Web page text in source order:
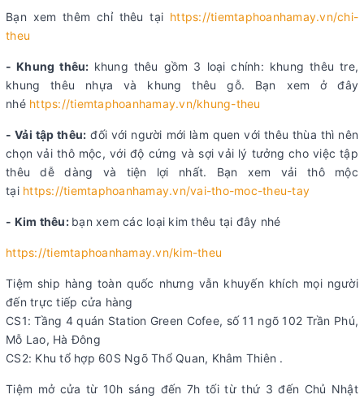
Bạn xem thêm chỉ thêu tại https://tiemtaphoanhamay.vn/chi-
theu
- Khung thêu: khung thêu gồm 3 loại chính: khung thêu tre,
khung thêu nhựa và khung thêu gỗ. Bạn xem ở đây
nhé https://tiemtaphoanhamay.vn/khung-theu
- Vải tập thêu: đối với người mới làm quen với thêu thùa thì nên
chọn vải thô mộc, với độ cứng và sợi vải lý tưởng cho việc tập
thêu dễ dàng và tiện lợi nhất. Bạn xem vải thô mộc
tại https://tiemtaphoanhamay.vn/vai-tho-moc-theu-tay
- Kim thêu: bạn xem các loại kim thêu tại đây nhé
https://tiemtaphoanhamay.vn/kim-theu
Tiệm ship hàng toàn quốc nhưng vẫn khuyến khích mọi người
đến trực tiếp cửa hàng
CS1: Tầng 4 quán Station Green Cofee, số 11 ngõ 102 Trần Phú,
Mỗ Lao, Hà Đông
CS2: Khu tổ hợp 60S Ngõ Thổ Quan, Khâm Thiên .
Tiệm mở cửa từ 10h sáng đến 7h tối từ thứ 3 đến Chủ Nhật